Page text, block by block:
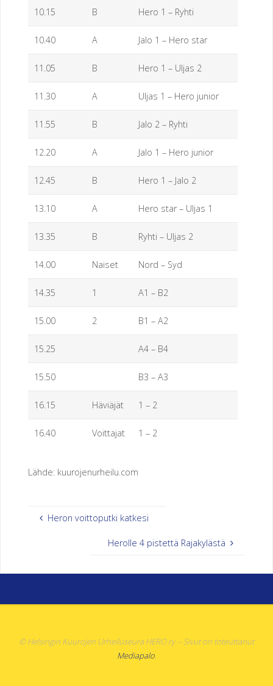
10.15 B Hero 1 – Ryhti
10.40 A Jalo 1 – Hero star
11.05 B Hero 1 – Uljas 2
11.30 A Uljas 1 – Hero junior
11.55 B Jalo 2 – Ryhti
12.20 A Jalo 1 – Hero junior
12.45 B Hero 1 – Jalo 2
13.10 A Hero star – Uljas 1
13.35 B Ryhti – Uljas 2
14.00 Naiset Nord – Syd
14.35 1 A1 – B2
15.00 2 B1 – A2
15.25 A4 – B4
15.50 B3 – A3
16.15 Häviäjät 1 – 2
16.40 Voittajat 1 – 2
Lähde: kuurojenurheilu.com
Heron voittoputki katkesi
Herolle 4 pistettä Rajakylästä
© Helsingin Kuurojen Urheiluseura HERO ry -- Sivut on toteuttanut
Mediapalo.